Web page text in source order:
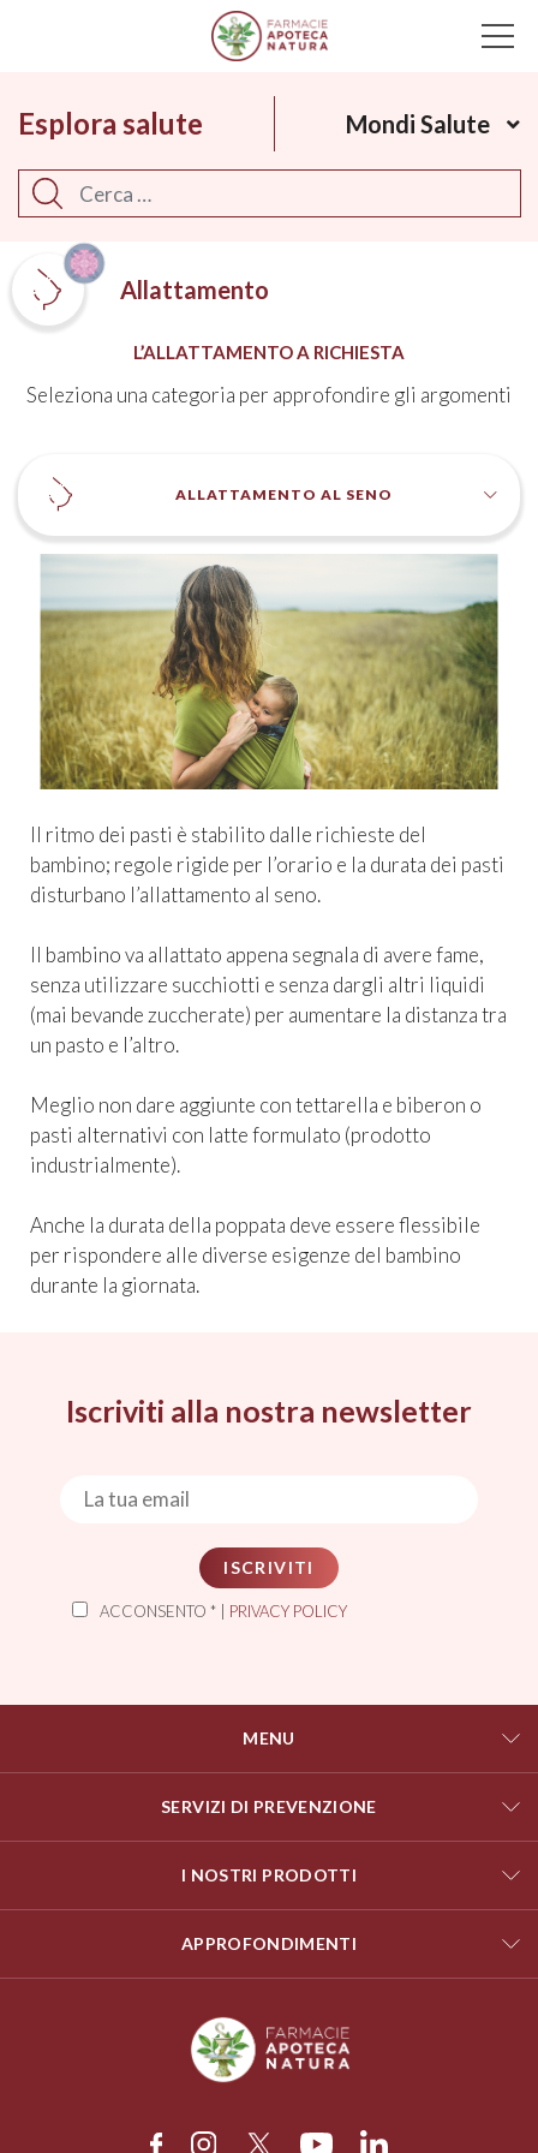
Main Navigation
Esplora salute Mondi Salute
Cerca
Allattamento
L’ALLATTAMENTO A RICHIESTA
Seleziona una categoria per approfondire gli argomenti
ALLATTAMENTO AL SENO
Il ritmo dei pasti è stabilito dalle richieste del
bambino; regole rigide per l’orario e la durata dei pasti
disturbano l’allattamento al seno.
Il bambino va allattato appena segnala di avere fame,
senza utilizzare succhiotti e senza dargli altri liquidi
(mai bevande zuccherate) per aumentare la distanza tra
un pasto e l’altro.
Meglio non dare aggiunte con tettarella e biberon o
pasti alternativi con latte formulato (prodotto
industrialmente).
Anche la durata della poppata deve essere flessibile
per rispondere alle diverse esigenze del bambino
durante la giornata.
Iscriviti alla nostra newsletter
ISCRIVITI
ACCONSENTO * | PRIVACY POLICY
MENU
SERVIZI DI PREVENZIONE
I NOSTRI PRODOTTI
APPROFONDIMENTI